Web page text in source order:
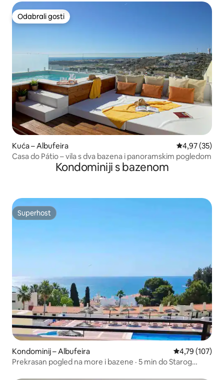
Odabrali gosti
Odabrali gosti
Kuća – Albufeira Prosječna
4,97 (35)
Casa do Pátio – vila s dva bazena i panoramskim pogledom
Kondominiji s bazenom
Superhost
Superhost
Kondominij – Albufeira Prosječna
4,79 (107)
Prekrasan pogled na more i bazene · 5 min do Starog